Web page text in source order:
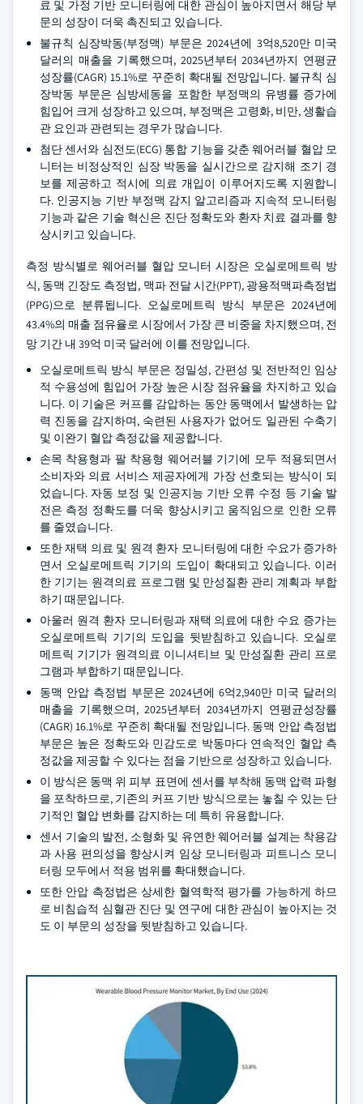
료 및 가정 기반 모니터링에 대한 관심이 높아지면서 해당 부
문의 성장이 더욱 촉진되고 있습니다.
불규칙 심장박동(부정맥) 부문은 2024년에 3억8,520만 미국
달러의 매출을 기록했으며, 2025년부터 2034년까지 연평균
성장률(CAGR) 15.1%로 꾸준히 확대될 전망입니다. 불규칙 심
장박동 부문은 심방세동을 포함한 부정맥의 유병률 증가에
힘입어 크게 성장하고 있으며, 부정맥은 고령화, 비만, 생활습
관 요인과 관련되는 경우가 많습니다.
첨단 센서와 심전도(ECG) 통합 기능을 갖춘 웨어러블 혈압 모
니터는 비정상적인 심장 박동을 실시간으로 감지해 조기 경
보를 제공하고 적시에 의료 개입이 이루어지도록 지원합니
다. 인공지능 기반 부정맥 감지 알고리즘과 지속적 모니터링
기능과 같은 기술 혁신은 진단 정확도와 환자 치료 결과를 향
상시키고 있습니다.
측정 방식별로 웨어러블 혈압 모니터 시장은 오실로메트릭 방
식, 동맥 긴장도 측정법, 맥파 전달 시간(PPT), 광용적맥파측정법
(PPG)으로 분류됩니다. 오실로메트릭 방식 부문은 2024년에
43.4%의 매출 점유율로 시장에서 가장 큰 비중을 차지했으며, 전
망 기간 내 39억 미국 달러에 이를 전망입니다.
오실로메트릭 방식 부문은 정밀성, 간편성 및 전반적인 임상
적 수용성에 힘입어 가장 높은 시장 점유율을 차지하고 있습
니다. 이 기술은 커프를 감압하는 동안 동맥에서 발생하는 압
력 진동을 감지하며, 숙련된 사용자가 없어도 일관된 수축기
및 이완기 혈압 측정값을 제공합니다.
손목 착용형과 팔 착용형 웨어러블 기기에 모두 적용되면서
소비자와 의료 서비스 제공자에게 가장 선호되는 방식이 되
었습니다. 자동 보정 및 인공지능 기반 오류 수정 등 기술 발
전은 측정 정확도를 더욱 향상시키고 움직임으로 인한 오류
를 줄였습니다.
또한 재택 의료 및 원격 환자 모니터링에 대한 수요가 증가하
면서 오실로메트릭 기기의 도입이 확대되고 있습니다. 이러
한 기기는 원격의료 프로그램 및 만성질환 관리 계획과 부합
하기 때문입니다.
아울러 원격 환자 모니터링과 재택 의료에 대한 수요 증가는
오실로메트릭 기기의 도입을 뒷받침하고 있습니다. 오실로
메트릭 기기가 원격의료 이니셔티브 및 만성질환 관리 프로
그램과 부합하기 때문입니다.
동맥 안압 측정법 부문은 2024년에 6억2,940만 미국 달러의
매출을 기록했으며, 2025년부터 2034년까지 연평균성장률
(CAGR) 16.1%로 꾸준히 확대될 전망입니다. 동맥 안압 측정법
부문은 높은 정확도와 민감도로 박동마다 연속적인 혈압 측
정값을 제공할 수 있다는 점을 기반으로 성장하고 있습니다.
이 방식은 동맥 위 피부 표면에 센서를 부착해 동맥 압력 파형
을 포착하므로, 기존의 커프 기반 방식으로는 놓칠 수 있는 단
기적인 혈압 변화를 감지하는 데 특히 유용합니다.
센서 기술의 발전, 소형화 및 유연한 웨어러블 설계는 착용감
과 사용 편의성을 향상시켜 임상 모니터링과 피트니스 모니
터링 모두에서 적용 범위를 확대했습니다.
또한 안압 측정법은 상세한 혈역학적 평가를 가능하게 하므
로 비침습적 심혈관 진단 및 연구에 대한 관심이 높아지는 것
도 이 부문의 성장을 뒷받침하고 있습니다.